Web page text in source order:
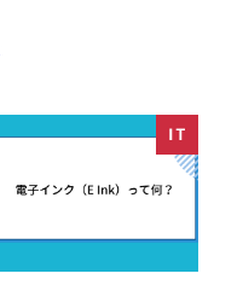
IT